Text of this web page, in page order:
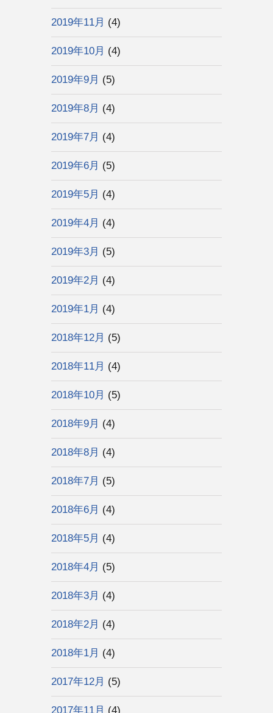
2019年11月 (4)
2019年10月 (4)
2019年9月 (5)
2019年8月 (4)
2019年7月 (4)
2019年6月 (5)
2019年5月 (4)
2019年4月 (4)
2019年3月 (5)
2019年2月 (4)
2019年1月 (4)
2018年12月 (5)
2018年11月 (4)
2018年10月 (5)
2018年9月 (4)
2018年8月 (4)
2018年7月 (5)
2018年6月 (4)
2018年5月 (4)
2018年4月 (5)
2018年3月 (4)
2018年2月 (4)
2018年1月 (4)
2017年12月 (5)
2017年11月 (4)